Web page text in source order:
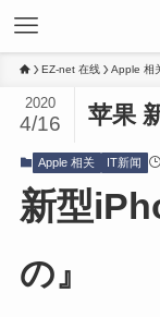
EZ-net 在线 Apple 相
苹果
2020
4/16
Apple 相关 IT新闻
新型
の』